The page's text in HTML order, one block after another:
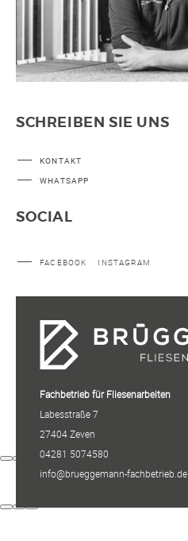
SCHREIBEN SIE UNS
KONTAKT
WHATSAPP
SOCIAL
FACEBOOK INSTAGRAM
Fachbetrieb für Fliesenarbeiten
Labesstraße 7
27404 Zeven
04281 5074580
info@brueggemann-fachbetrieb.de